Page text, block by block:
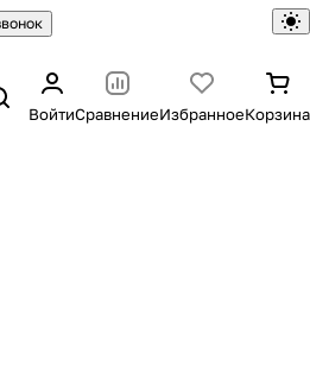
ВойтиСравнениеИзбранноеКорзина